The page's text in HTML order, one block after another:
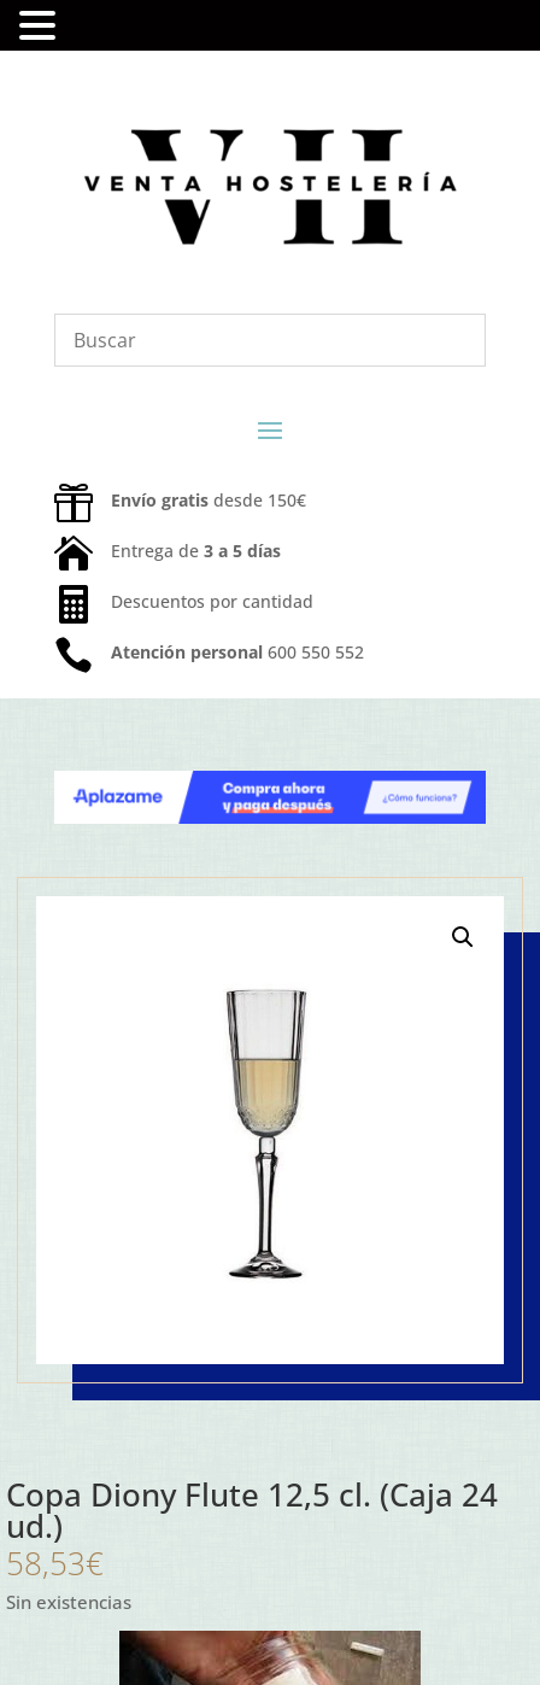
 Envío gratisdesde 150€
 Entrega de 3 a 5 días
 Descuentos por cantidad
 Atención personal600 550 552
Copa Diony Flute 12,5 cl. (Caja 24
ud.)
58,53€
Sin existencias